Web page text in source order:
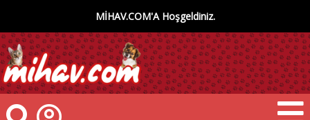
MİHAV.COM'A Hoşgeldiniz.